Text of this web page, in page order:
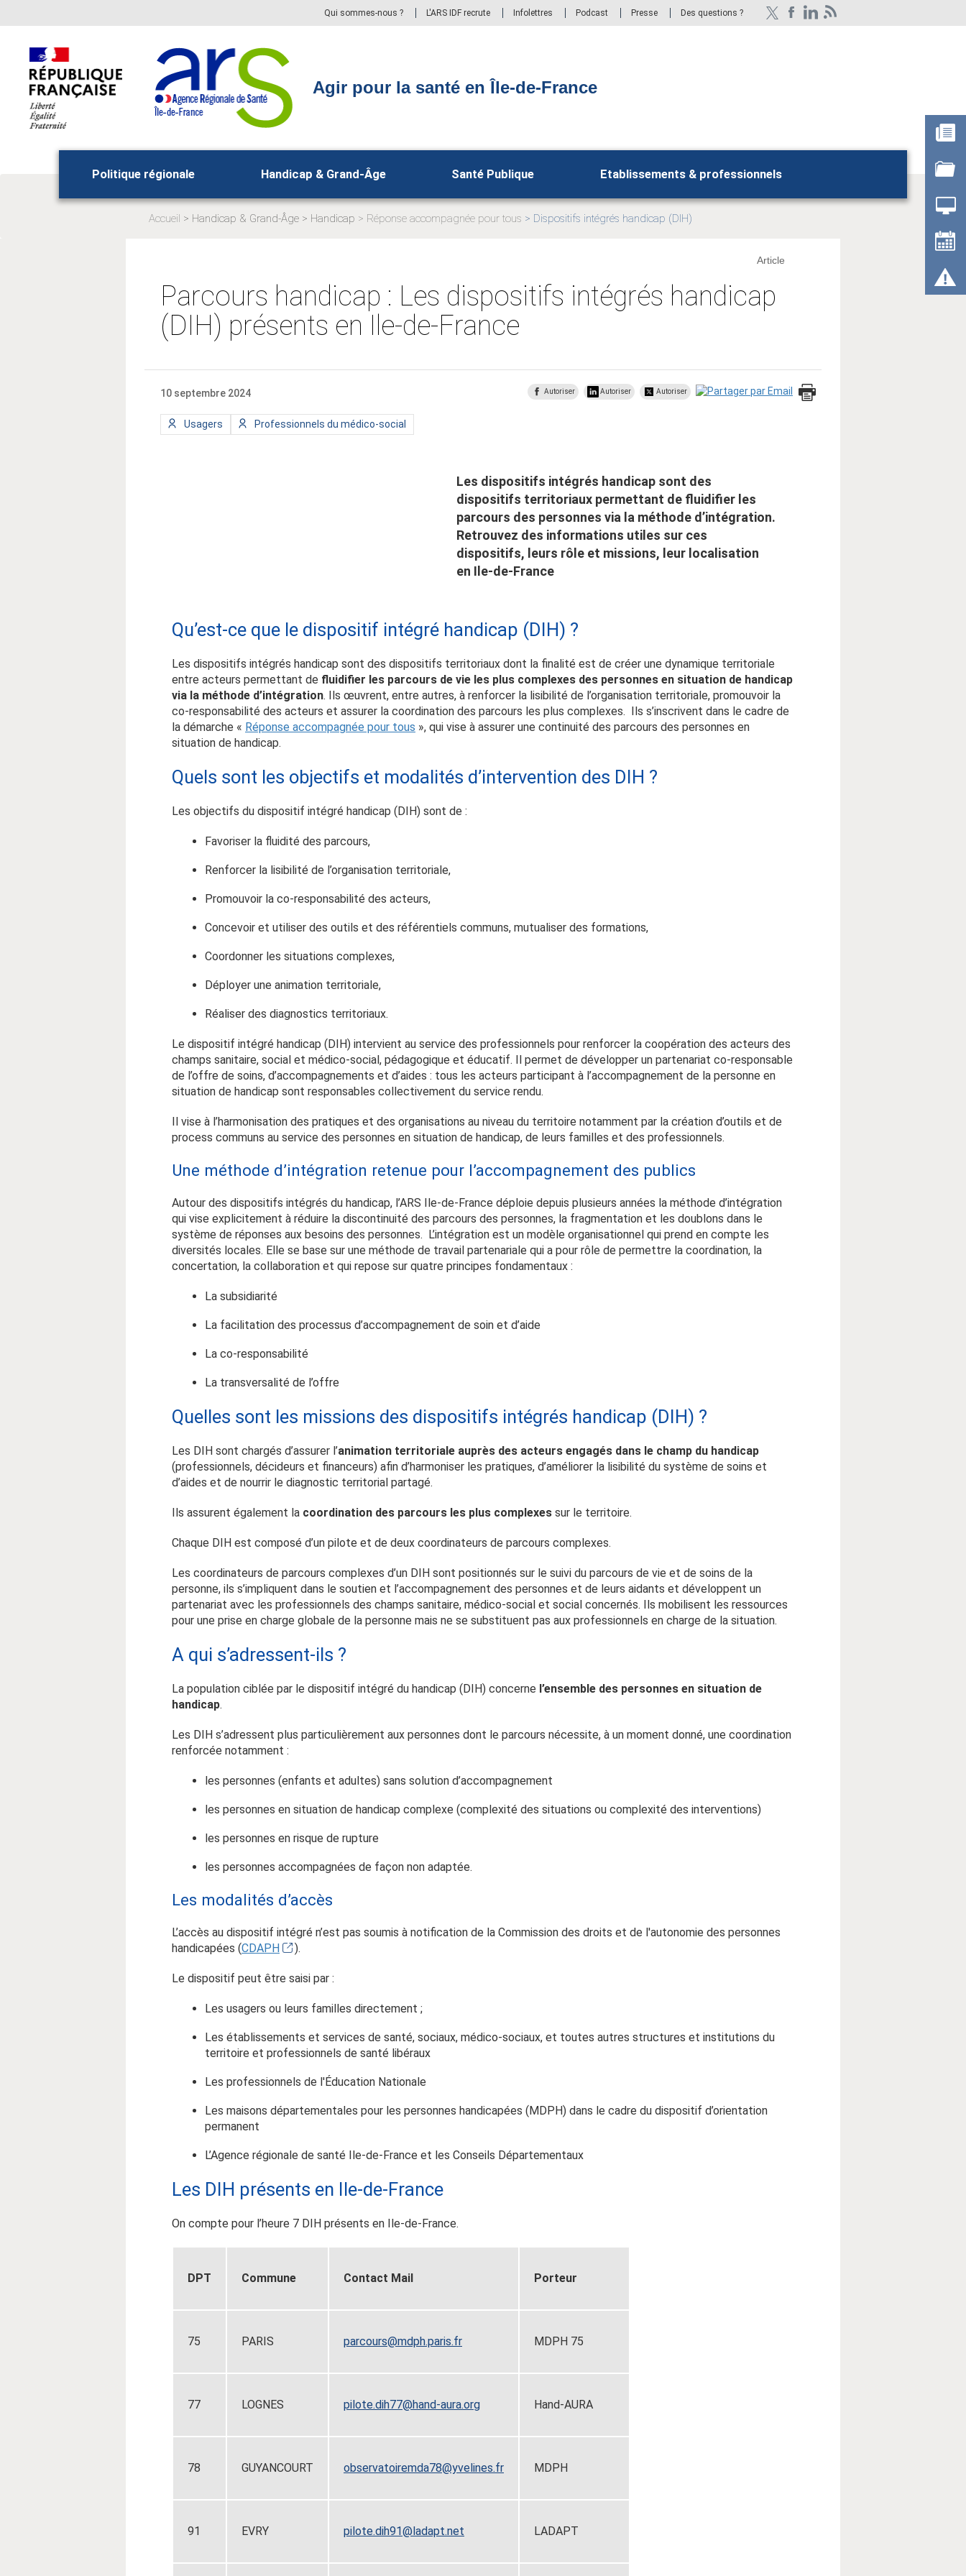
principal,
Qui sommes-nous ? L'ARS IDF recrute Infolettres Podcast Presse Des questions ?
Agir pour la santé en Île-de-France
Politique régionale Handicap & Grand-Âge Santé Publique Etablissements & professionnels
Accueil
Handicap & Grand-Âge
Handicap
Réponse accompagnée pour tous
Dispositifs intégrés handicap (DIH)
Parcours handicap : Les dispositifs intégrés handicap
(DIH) présents en Ile-de-France
Article
10 septembre 2024 Autoriser Autoriser Autoriser
Type
de
Usagers
Type
de
Professionnels du médico-social
Les dispositifs intégrés handicap sont des
dispositifs territoriaux permettant de fluidifier les
parcours des personnes via la méthode d’intégration.
Retrouvez des informations utiles sur ces
dispositifs, leurs rôle et missions, leur localisation
en Ile-de-France
Qu’est-ce que le dispositif intégré handicap (DIH) ?
Les dispositifs intégrés handicap sont des dispositifs territoriaux dont la finalité est de créer une dynamique territoriale
entre acteurs permettant de fluidifier les parcours de vie les plus complexes des personnes en situation de handicap
via la méthode d’intégration. Ils œuvrent, entre autres, à renforcer la lisibilité de l’organisation territoriale, promouvoir la
co-responsabilité des acteurs et assurer la coordination des parcours les plus complexes. Ils s’inscrivent dans le cadre de
la démarche « Réponse accompagnée pour tous », qui vise à assurer une continuité des parcours des personnes en
situation de handicap.
Quels sont les objectifs et modalités d’intervention des DIH ?
Les objectifs du dispositif intégré handicap (DIH) sont de :
Favoriser la fluidité des parcours,
Renforcer la lisibilité de l’organisation territoriale,
Promouvoir la co-responsabilité des acteurs,
Concevoir et utiliser des outils et des référentiels communs, mutualiser des formations,
Coordonner les situations complexes,
Déployer une animation territoriale,
Réaliser des diagnostics territoriaux.
Le dispositif intégré handicap (DIH) intervient au service des professionnels pour renforcer la coopération des acteurs des
champs sanitaire, social et médico-social, pédagogique et éducatif. Il permet de développer un partenariat co-responsable
de l’offre de soins, d’accompagnements et d’aides : tous les acteurs participant à l’accompagnement de la personne en
situation de handicap sont responsables collectivement du service rendu.
Il vise à l’harmonisation des pratiques et des organisations au niveau du territoire notamment par la création d’outils et de
process communs au service des personnes en situation de handicap, de leurs familles et des professionnels.
Une méthode d’intégration retenue pour l’accompagnement des publics
Autour des dispositifs intégrés du handicap, l’ARS Ile-de-France déploie depuis plusieurs années la méthode d’intégration
qui vise explicitement à réduire la discontinuité des parcours des personnes, la fragmentation et les doublons dans le
système de réponses aux besoins des personnes. L’intégration est un modèle organisationnel qui prend en compte les
diversités locales. Elle se base sur une méthode de travail partenariale qui a pour rôle de permettre la coordination, la
concertation, la collaboration et qui repose sur quatre principes fondamentaux :
La subsidiarité
La facilitation des processus d’accompagnement de soin et d’aide
La co-responsabilité
La transversalité de l’offre
Quelles sont les missions des dispositifs intégrés handicap (DIH) ?
Les DIH sont chargés d’assurer l’animation territoriale auprès des acteurs engagés dans le champ du handicap
(professionnels, décideurs et financeurs) afin d’harmoniser les pratiques, d’améliorer la lisibilité du système de soins et
d’aides et de nourrir le diagnostic territorial partagé.
Ils assurent également la coordination des parcours les plus complexes sur le territoire.
Chaque DIH est composé d’un pilote et de deux coordinateurs de parcours complexes.
Les coordinateurs de parcours complexes d’un DIH sont positionnés sur le suivi du parcours de vie et de soins de la
personne, ils s’impliquent dans le soutien et l’accompagnement des personnes et de leurs aidants et développent un
partenariat avec les professionnels des champs sanitaire, médico-social et social concernés. Ils mobilisent les ressources
pour une prise en charge globale de la personne mais ne se substituent pas aux professionnels en charge de la situation.
A qui s’adressent-ils ?
La population ciblée par le dispositif intégré du handicap (DIH) concerne l’ensemble des personnes en situation de
handicap.
Les DIH s’adressent plus particulièrement aux personnes dont le parcours nécessite, à un moment donné, une coordination
renforcée notamment :
les personnes (enfants et adultes) sans solution d’accompagnement
les personnes en situation de handicap complexe (complexité des situations ou complexité des interventions)
les personnes en risque de rupture
les personnes accompagnées de façon non adaptée.
Les modalités d’accès
L’accès au dispositif intégré n’est pas soumis à notification de la Commission des droits et de l'autonomie des personnes
handicapées (CDAPH ).
Le dispositif peut être saisi par :
Les usagers ou leurs familles directement ;
Les établissements et services de santé, sociaux, médico-sociaux, et toutes autres structures et institutions du
territoire et professionnels de santé libéraux
Les professionnels de l'Éducation Nationale
Les maisons départementales pour les personnes handicapées (MDPH) dans le cadre du dispositif d’orientation
permanent
L’Agence régionale de santé Ile-de-France et les Conseils Départementaux
Les DIH présents en Ile-de-France
On compte pour l’heure 7 DIH présents en Ile-de-France.
DPT Commune Contact Mail Porteur
75 PARIS parcours@mdph.paris.fr MDPH 75
77 LOGNES pilote.dih77@hand-aura.org Hand-AURA
78 GUYANCOURT observatoiremda78@yvelines.fr MDPH
91 EVRY pilote.dih91@ladapt.net LADAPT